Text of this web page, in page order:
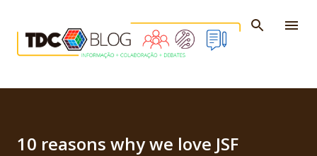
10 reasons why we love JSF